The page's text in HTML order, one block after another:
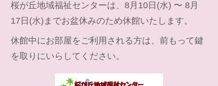
桜が丘地域福祉センターは、8月10日(水) 〜 8月
17日(水)までお盆休みのため休館いたします。
休館中にお部屋をご利用される方は、前もって鍵
を取りにいらしてください。